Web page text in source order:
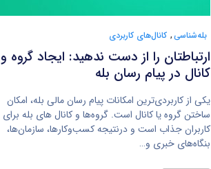
بله‌شناسی, کانال‌های کاربردی
ارتباطتان را از دست ندهید: ایجاد گروه و
کانال در پیام رسان بله
یکی از کاربردی‌ترین امکانات پیام رسان مالی بله، امکان
ساختن گروه یا کانال است. گروه‌ها و کانال های بله برای
کاربران جذاب است و درنتیجه کسب‌وکارها، سازمان‌ها،
بنگاه‌های خبری و…